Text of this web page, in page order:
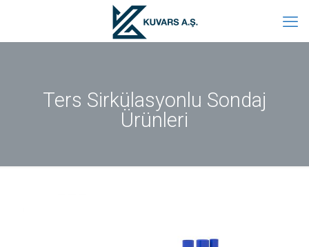
Ters Sirkülasyonlu Sondaj
Ürünleri